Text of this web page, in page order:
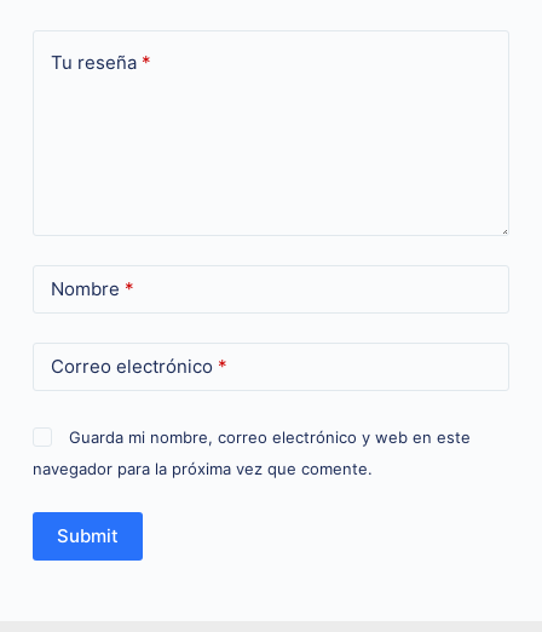
Tu reseña*
Nombre *
Correo electrónico *
Guarda mi nombre, correo electrónico y web en este
navegador para la próxima vez que comente.
Submit